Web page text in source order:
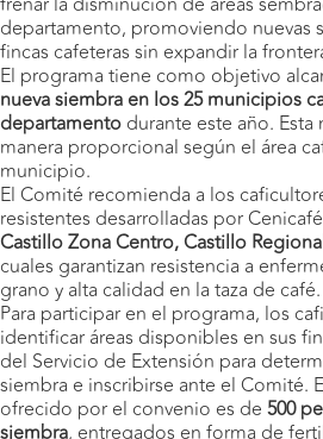
departamento, promoviendo nuevas
fincas cafeteras sin expandir la
El programa tiene como objetivo
nueva siembra en los 25 municipios
departamento durante este año.
manera proporcional según el área
municipio.
El Comité recomienda a los
resistentes desarrolladas por
Castillo Zona Centro, Castillo
cuales garantizan resistencia a
grano y alta calidad en la taza de café.
Para participar en el programa, los
identificar áreas disponibles en sus
del Servicio de Extensión para
siembra e inscribirse ante el Comité.
ofrecido por el convenio es de 500
siembra, entregados en forma de